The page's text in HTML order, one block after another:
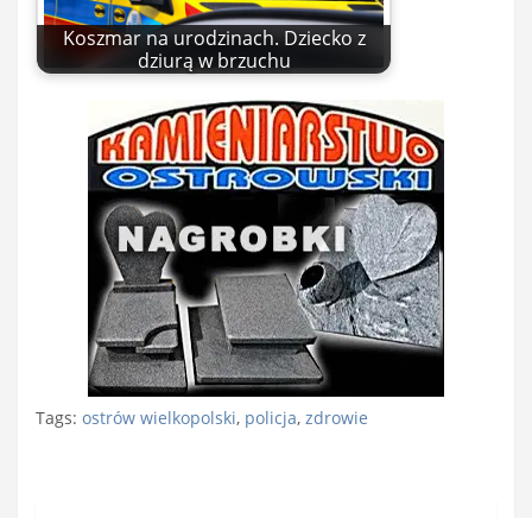
Koszmar na urodzinach. Dziecko z
dziurą w brzuchu
Tags: ostrów wielkopolski, policja, zdrowie